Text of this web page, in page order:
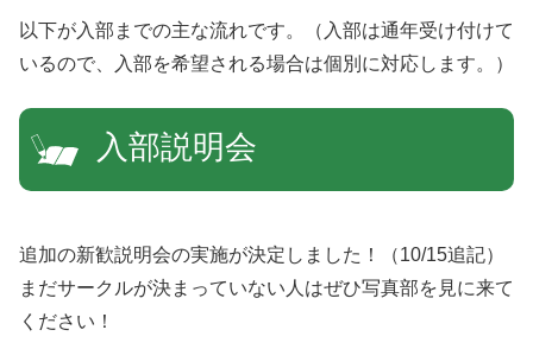
以下が入部までの主な流れです。（入部は通年受け付けて
いるので、入部を希望される場合は個別に対応します。）
入部説明会
追加の新歓説明会の実施が決定しました！（10/15追記）
まだサークルが決まっていない人はぜひ写真部を見に来て
ください！